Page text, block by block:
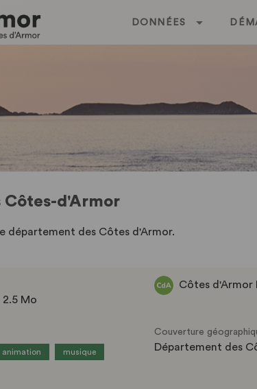
DONNÉES
Côtes-d'Armor
département des Côtes d'Armor.
2.5 Mo
Côtes d'Armor
animation musique
Couverture
Département des